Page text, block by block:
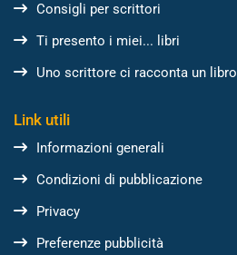
Consigli per scrittori
Ti presento i miei... libri
Uno scrittore ci racconta un libro
Link utili
Informazioni generali
Condizioni di pubblicazione
Privacy
Preferenze pubblicità